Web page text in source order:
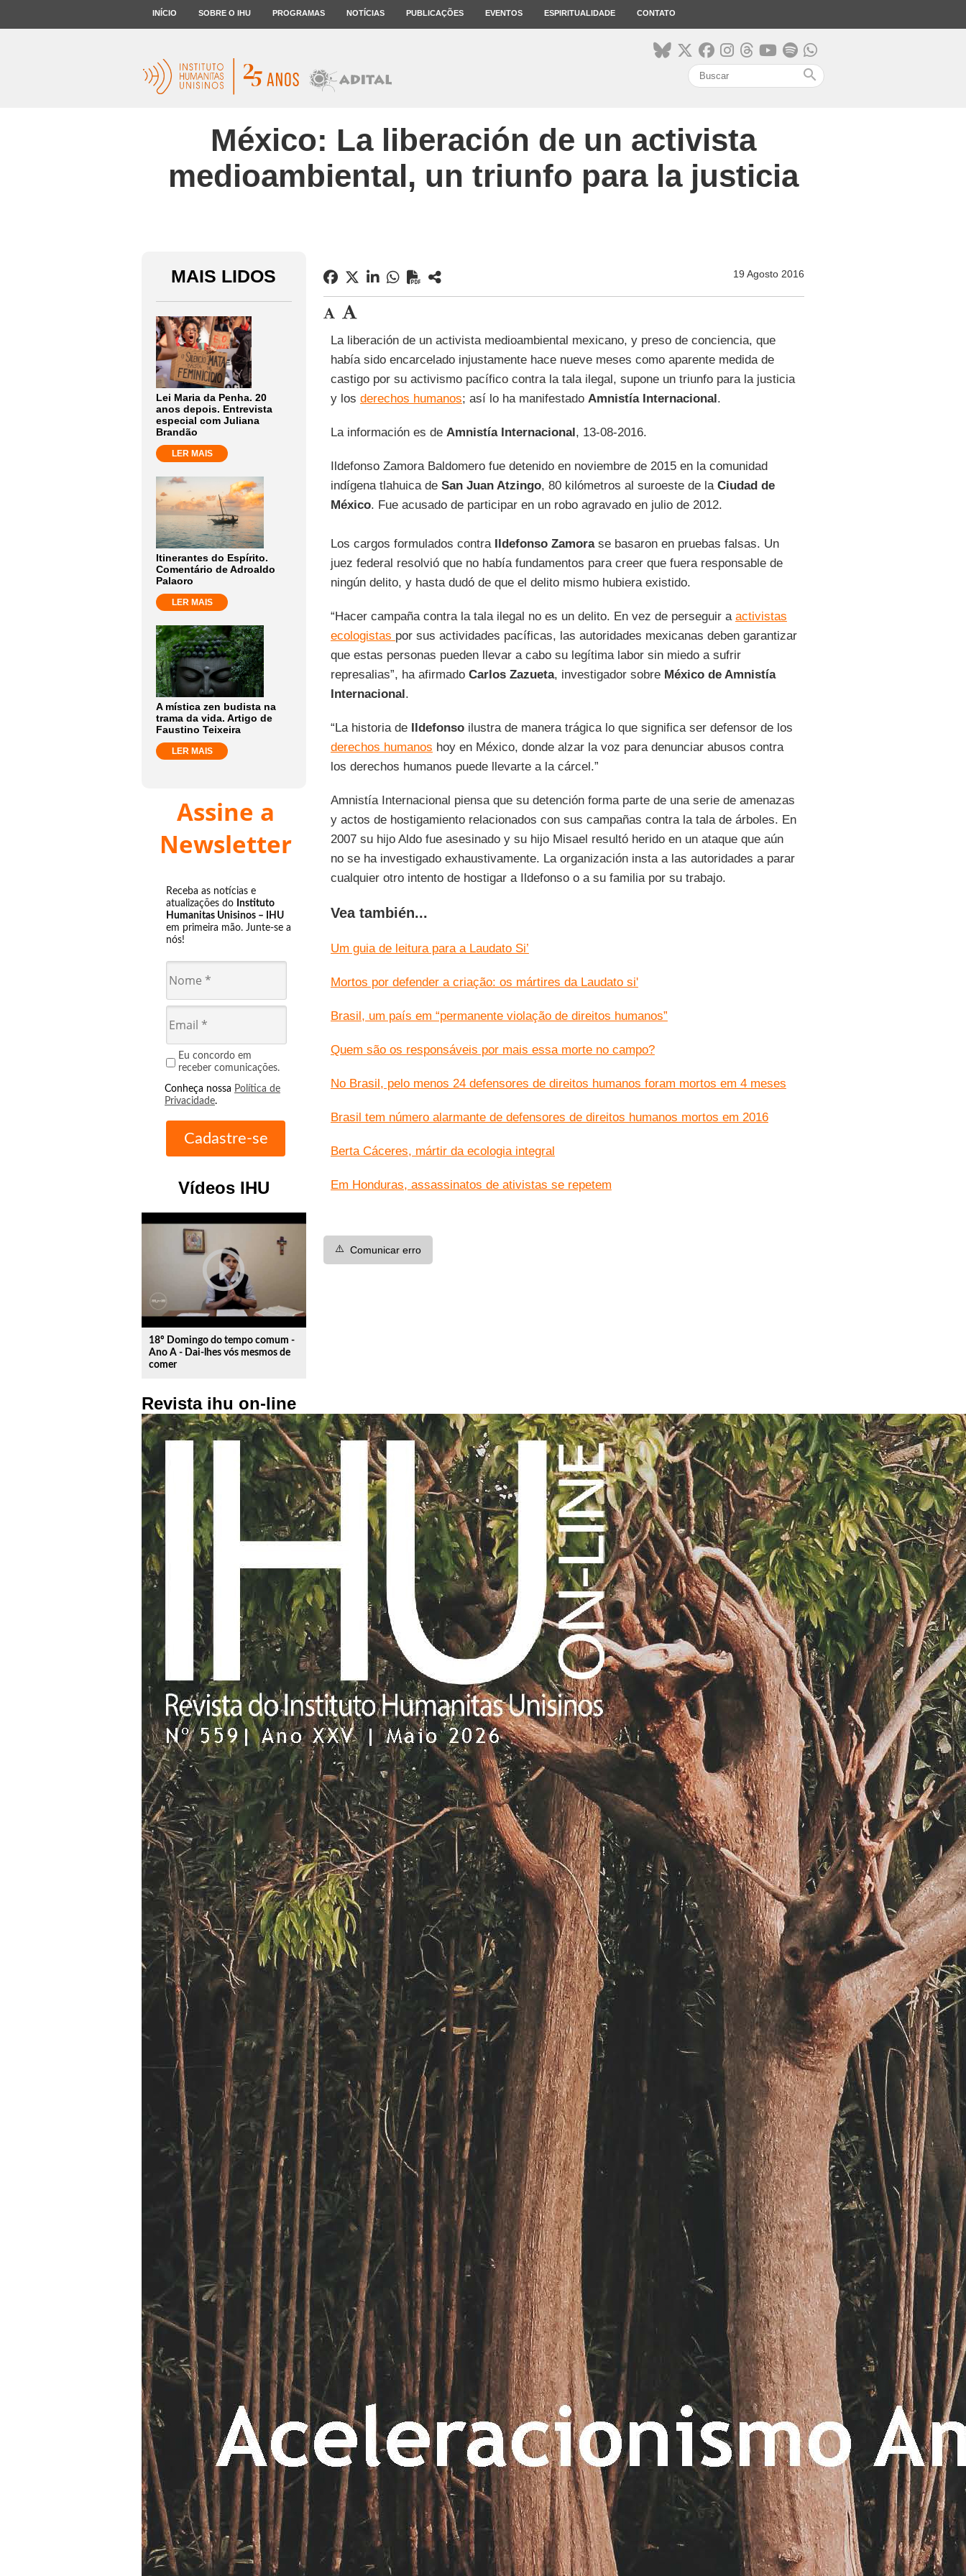
INÍCIO SOBRE O IHU PROGRAMAS NOTÍCIAS PUBLICAÇÕES EVENTOS ESPIRITUALIDADE CONTATO
search
México: La liberación de un activista
medioambiental, un triunfo para la justicia
MAIS LIDOS
Lei Maria da Penha. 20
anos depois. Entrevista
especial com Juliana
Brandão
LER MAIS
Itinerantes do Espírito.
Comentário de Adroaldo
Palaoro
LER MAIS
A mística zen budista na
trama da vida. Artigo de
Faustino Teixeira
LER MAIS
Assine a
Newsletter
Receba as notícias e
atualizações do Instituto
Humanitas Unisinos – IHU
em primeira mão. Junte-se a
nós!
Eu concordo em
receber comunicações.
Conheça nossa Política de
Privacidade.
Vídeos IHU
play_circle_outline
18º Domingo do tempo comum -
Ano A - Dai-lhes vós mesmos de
comer
Revista ihu on-line
19 Agosto 2016
La liberación de un activista medioambiental mexicano, y preso de conciencia, que
había sido encarcelado injustamente hace nueve meses como aparente medida de
castigo por su activismo pacífico contra la tala ilegal, supone un triunfo para la justicia
y los derechos humanos; así lo ha manifestado Amnistía Internacional.
La información es de Amnistía Internacional, 13-08-2016.
Ildefonso Zamora Baldomero fue detenido en noviembre de 2015 en la comunidad
indígena tlahuica de San Juan Atzingo, 80 kilómetros al suroeste de la Ciudad de
México. Fue acusado de participar en un robo agravado en julio de 2012.
Los cargos formulados contra Ildefonso Zamora se basaron en pruebas falsas. Un
juez federal resolvió que no había fundamentos para creer que fuera responsable de
ningún delito, y hasta dudó de que el delito mismo hubiera existido.
“Hacer campaña contra la tala ilegal no es un delito. En vez de perseguir a activistas
ecologistas por sus actividades pacíficas, las autoridades mexicanas deben garantizar
que estas personas pueden llevar a cabo su legítima labor sin miedo a sufrir
represalias”, ha afirmado Carlos Zazueta, investigador sobre México de Amnistía
Internacional.
“La historia de Ildefonsoilustra de manera trágica lo que significa ser defensor de los
derechos humanos hoy en México, donde alzar la voz para denunciar abusos contra
los derechos humanos puede llevarte a la cárcel.”
Amnistía Internacional piensa que su detención forma parte de una serie de amenazas
y actos de hostigamiento relacionados con sus campañas contra la tala de árboles. En
2007 su hijo Aldo fue asesinado y su hijo Misael resultó herido en un ataque que aún
no se ha investigado exhaustivamente. La organización insta a las autoridades a parar
cualquier otro intento de hostigar a Ildefonso o a su familia por su trabajo.
Vea también...
Um guia de leitura para a Laudato Si’
Mortos por defender a criação: os mártires da Laudato si'
Brasil, um país em “permanente violação de direitos humanos”
Quem são os responsáveis por mais essa morte no campo?
No Brasil, pelo menos 24 defensores de direitos humanos foram mortos em 4 meses
Brasil tem número alarmante de defensores de direitos humanos mortos em 2016
Berta Cáceres, mártir da ecologia integral
Em Honduras, assassinatos de ativistas se repetem
⚠️ Comunicar erro